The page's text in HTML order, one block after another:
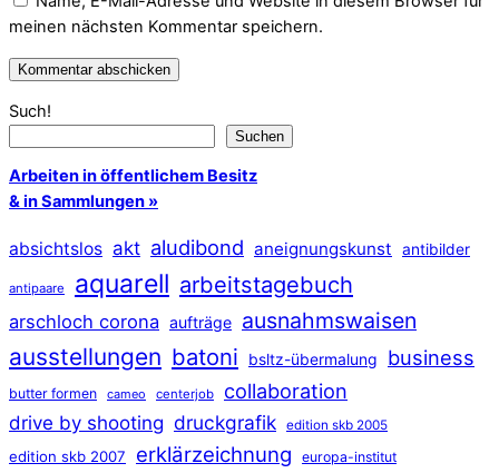
meinen nächsten Kommentar speichern.
Such!
Suchen
Arbeiten in öffentlichem Besitz
& in Sammlungen »
absichtslos akt aludibond aneignungskunst antibilder
antipaare aquarell arbeitstagebuch
arschloch corona aufträge ausnahmswaisen
ausstellungen batoni bsltz-übermalung business
butter formen cameo centerjob collaboration
drive by shooting druckgrafik edition skb 2005
edition skb 2007 erklärzeichnung europa-institut